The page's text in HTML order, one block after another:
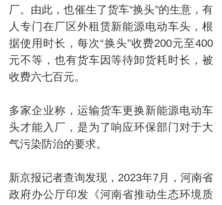
y
V
厂。由此，也催生了货车“换头”的生意，有
人专门在厂区外租赁新能源电动车头，根
据使用时长，每次“换头”收费200元至400
元不等，也有货车因等待卸货耗时长，被
收费六七百元。
多家企业称，运输货车更换新能源电动车
头才能入厂，是为了响应环保部门对于大
气污染防治的要求。
新京报记者查询发现，2023年7月，河南省
政府办公厅印发《河南省推动生态环境质